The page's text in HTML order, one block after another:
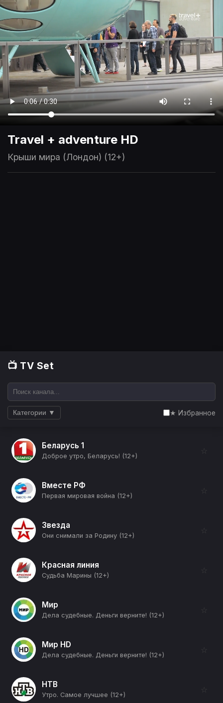
📺 TV Set
Категории ▼ ★ Избранное
Беларусь 1
Доброе утро, Беларусь! (12+)
☆
Вместе РФ
Первая мировая война (12+)
☆
Звезда
Они снимали за Родину (12+)
☆
Красная линия
Судьба Марины (12+)
☆
Мир
Дела судебные. Деньги верните! (12+)
☆
Мир HD
Дела судебные. Деньги верните! (12+)
☆
НТВ
Утро. Самое лучшее (12+)
☆
Travel + adventure HD
Крыши мира (Лондон) (12+)